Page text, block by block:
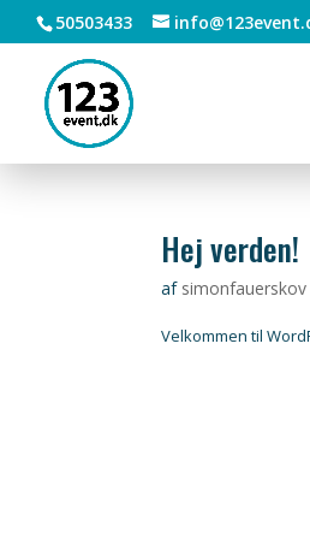
50503433
Hej verden!
af simonfauerskov
Velkommen til